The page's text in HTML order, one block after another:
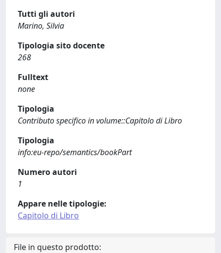
Tutti gli autori
Marino, Silvia
Tipologia sito docente
268
Fulltext
none
Tipologia
Contributo specifico in volume::Capitolo di Libro
Tipologia
info:eu-repo/semantics/bookPart
Numero autori
1
Appare nelle tipologie:
Capitolo di Libro
File in questo prodotto: